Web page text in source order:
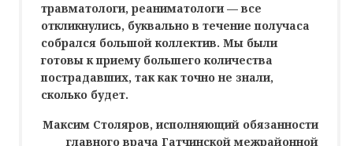
травматологи, реаниматологи — все
откликнулись, буквально в течение получаса
собрался большой коллектив. Мы были
готовы к приему большего количества
пострадавших, так как точно не знали,
сколько будет.
Максим Столяров, исполняющий обязанности
главного врача Гатчинской межрайонной